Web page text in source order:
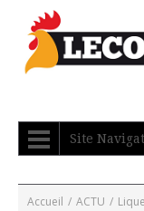
Site
Accueil / ACTU /